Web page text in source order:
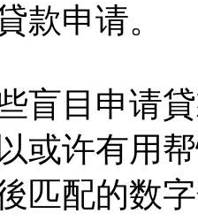
款申请。
盲目申请
或许有用
匹配的数